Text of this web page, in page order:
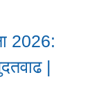
2026:
|